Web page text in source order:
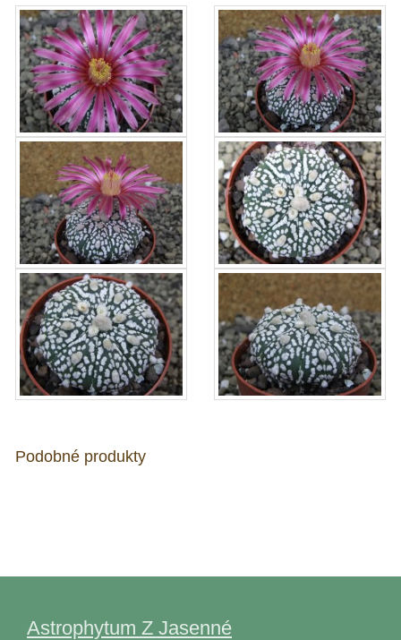
Podobné produkty
Astrophytum Z Jasenné